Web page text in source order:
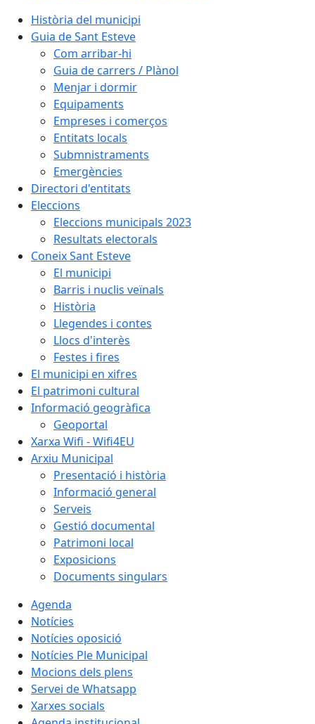
Història del municipi
Guia de Sant Esteve
Com arribar-hi
Guia de carrers / Plànol
Menjar i dormir
Equipaments
Empreses i comerços
Entitats locals
Submnistraments
Emergències
Directori d'entitats
Eleccions
Eleccions municipals 2023
Resultats electorals
Coneix Sant Esteve
El municipi
Barris i nuclis veïnals
Història
Llegendes i contes
Llocs d'interès
Festes i fires
El municipi en xifres
El patrimoni cultural
Informació geogràfica
Geoportal
Xarxa Wifi - Wifi4EU
Arxiu Municipal
Presentació i història
Informació general
Serveis
Gestió documental
Patrimoni local
Exposicions
Documents singulars
Agenda
Notícies
Notícies oposició
Notícies Ple Municipal
Mocions dels plens
Servei de Whatsapp
Xarxes socials